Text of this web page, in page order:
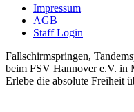
Impressum
AGB
Staff Login
Fallschirmspringen,
beim FSV Hannover e.V. in
Erlebe die absolute Freiheit